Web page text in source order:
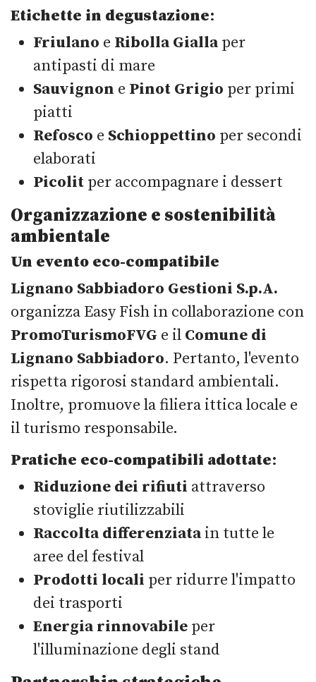
Etichette in degustazione:
Friulano e Ribolla Giallaper
antipasti di mare
Sauvignon e Pinot Grigio per primi
piatti
Refosco e Schioppettino per secondi
elaborati
Picolit per accompagnare i dessert
Organizzazione e sostenibilità
ambientale
Un evento eco-compatibile
Lignano Sabbiadoro Gestioni S.p.A.
organizza Easy Fish in collaborazione con
PromoTurismoFVG e il Comune di
Lignano Sabbiadoro. Pertanto, l'evento
rispetta rigorosi standard ambientali.
Inoltre, promuove la filiera ittica locale e
il turismo responsabile.
Pratiche eco-compatibili adottate:
Riduzione dei rifiuti attraverso
stoviglie riutilizzabili
Raccolta differenziatain tutte le
aree del festival
Prodotti locali per ridurre l'impatto
dei trasporti
Energia rinnovabile per
l'illuminazione degli stand